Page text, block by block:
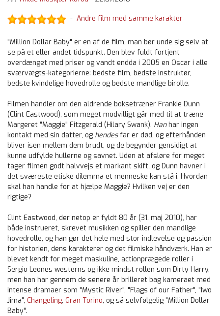
- Andre film med samme karakter
"Million Dollar Baby" er en af de film, man bør unde sig selv at
se på et eller andet tidspunkt. Den blev fuldt fortjent
overdænget med priser og vandt endda i 2005 en Oscar i alle
sværvægts-kategorierne: bedste film, bedste instruktør,
bedste kvindelige hovedrolle og bedste mandlige birolle.
Filmen handler om den aldrende boksetræner Frankie Dunn
(Clint Eastwood), som meget modvilligt går med til at træne
Margeret "Maggie" Fitzgerald (Hilary Swank). Hanhar ingen
kontakt med sin datter, og hendesfar er død, og efterhånden
bliver isen mellem dem brudt, og de begynder gensidigt at
kunne udfylde hullerne og savnet. Uden at afsløre for meget
tager filmen godt halvvejs et markant skift, og Dunn havner i
det sværeste etiske dilemma et menneske kan stå i. Hvordan
skal han handle for at hjælpe Maggie? Hvilken vej er den
rigtige?
Clint Eastwood, der netop er fyldt 80 år (31. maj 2010), har
både instrueret, skrevet musikken og spiller den mandlige
hovedrolle, og han gør det hele med stor indlevelse og passion
for historien, dens karakterer og det filmiske håndværk. Han er
blevet kendt for meget maskuline, actionprægede roller i
Sergio Leones westerns og ikke mindst rollen som Dirty Harry,
men han har gennem de senere år brilleret bag kameraet med
intense dramaer som "Mystic River", "Flags of our Father", "Iwo
Jima", Changeling, Gran Torino, og så selvfølgelig "Million Dollar
Baby".